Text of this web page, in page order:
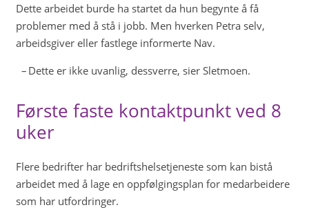
Dette arbeidet burde ha startet da hun begynte å få
problemer med å stå i jobb. Men hverken Petra selv,
arbeidsgiver eller fastlege informerte Nav.
– Dette er ikke uvanlig, dessverre, sier Sletmoen.
Første faste kontaktpunkt ved 8
uker
Flere bedrifter har bedriftshelsetjeneste som kan bistå
arbeidet med å lage en oppfølgingsplan for medarbeidere
som har utfordringer.